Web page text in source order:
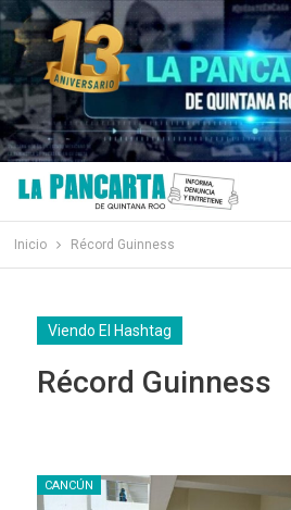
Inicio Récord Guinness
Viendo El Hashtag
Récord Guinness
CANCÚN